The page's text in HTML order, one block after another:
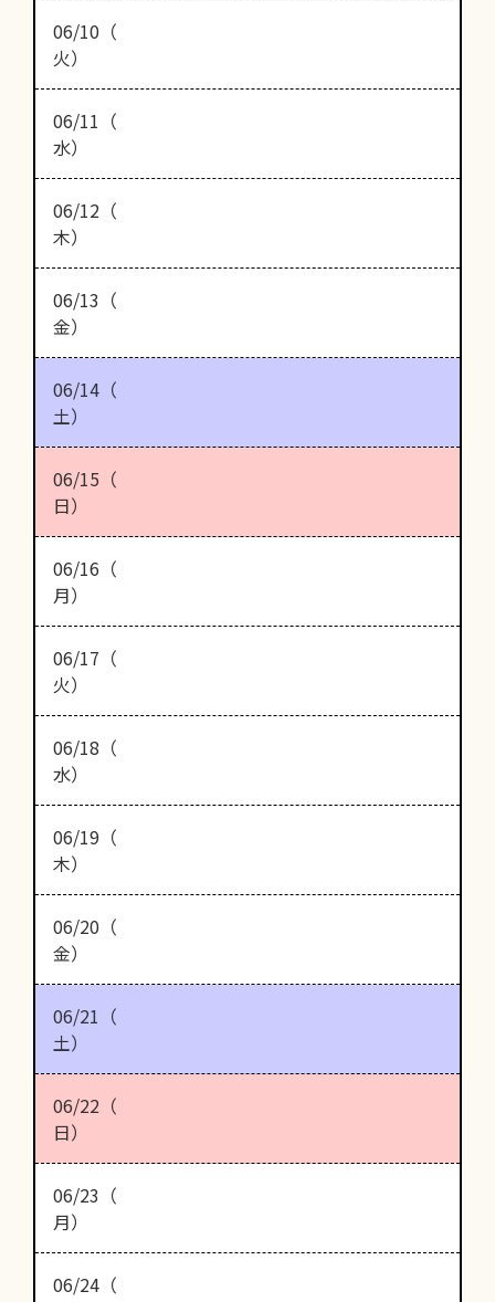
06/10（
火）
06/11（
水）
06/12（
木）
06/13（
金）
06/14（
土）
06/15（
日）
06/16（
月）
06/17（
火）
06/18（
水）
06/19（
木）
06/20（
金）
06/21（
土）
06/22（
日）
06/23（
月）
06/24（